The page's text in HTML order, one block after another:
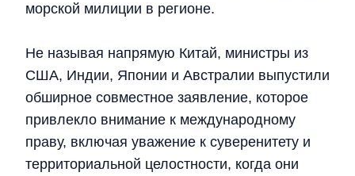
морской милиции в регионе.
Не называя напрямую Китай, министры из
США, Индии, Японии и Австралии выпустили
обширное совместное заявление, которое
привлекло внимание к международному
праву, включая уважение к суверенитету и
территориальной целостности, когда они